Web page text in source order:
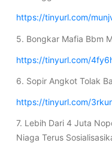
https://tinyurl.com/
5. Bongkar Mafia Bbm
https://tinyurl.com/
6. Sopir Angkot Tolak
https://tinyurl.com/
7. Lebih Dari 4 Juta
Niaga Terus